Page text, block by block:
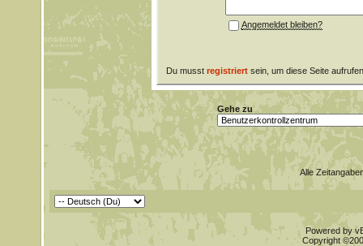
Angemeldet bleiben?
Du musst registriertsein, um diese Seite
Gehe zu
Alle
Powered by
Copyright